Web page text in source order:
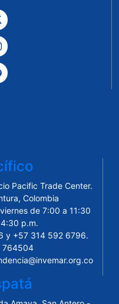
Pacific Trade Center.
Colombia
de 7:00 a 11:30
p.m.
y +57 314 592 6796.
764504